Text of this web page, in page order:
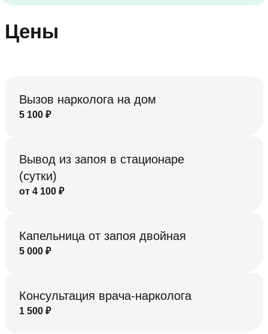
Цены
Вызов нарколога на дом
5 100 ₽
Вывод из запоя в стационаре
(сутки)
от 4 100 ₽
Капельница от запоя двойная
5 000 ₽
Консультация врача-нарколога
1 500 ₽